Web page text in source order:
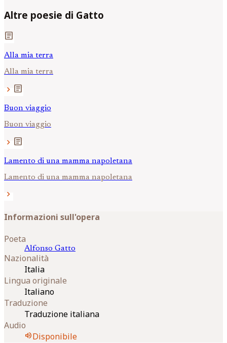
Altre poesie di Gatto
article
Alla mia terra
Alla mia terra
chevron_right article
Buon viaggio
Buon viaggio
chevron_right article
Lamento di una mamma napoletana
Lamento di una mamma napoletana
chevron_right
Informazioni sull'opera
Poeta
Alfonso Gatto
Nazionalità
Italia
Lingua originale
Italiano
Traduzione
Traduzione italiana
Audio
volume_upDisponibile